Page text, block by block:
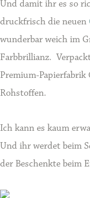
Und damit ihr es so
druckfrisch die neuen
wunderbar weich im
Farbbrillianz.
Premium-Papierfabrik
Rohstoffen.
Ich kann es kaum
Und ihr werdet beim
der Beschenkte beim